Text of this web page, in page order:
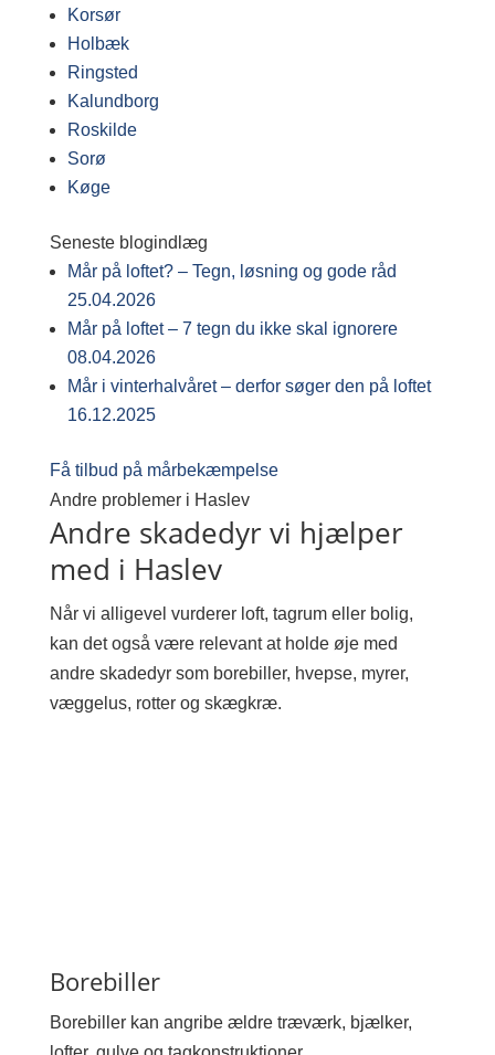
Korsør
Holbæk
Ringsted
Kalundborg
Roskilde
Sorø
Køge
Seneste blogindlæg
Mår på loftet? – Tegn, løsning og gode råd
25.04.2026
Mår på loftet – 7 tegn du ikke skal ignorere
08.04.2026
Mår i vinterhalvåret – derfor søger den på loftet
16.12.2025
Få tilbud på mårbekæmpelse
Andre problemer i Haslev
Andre skadedyr vi hjælper
med i Haslev
Når vi alligevel vurderer loft, tagrum eller bolig,
kan det også være relevant at holde øje med
andre skadedyr som borebiller, hvepse, myrer,
væggelus, rotter og skægkræ.
Borebiller
Borebiller kan angribe ældre træværk, bjælker,